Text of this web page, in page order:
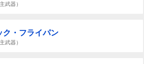
武器）
ク・フライパン
武器）